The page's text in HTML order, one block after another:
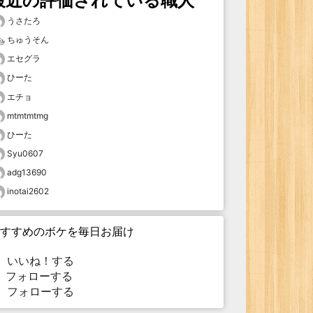
うさたろ
ちゅうそん
エセグラ
ひーた
エチョ
mtmtmtmg
ひーた
Syu0607
adg13690
inotai2602
すめのボケを毎日お届け
いいね！する
ォローする
フォローする